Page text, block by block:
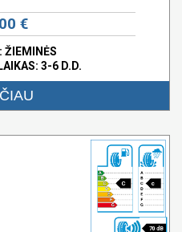
€
ŽIEMINĖS
3-6 D.D.
C c
70 dB